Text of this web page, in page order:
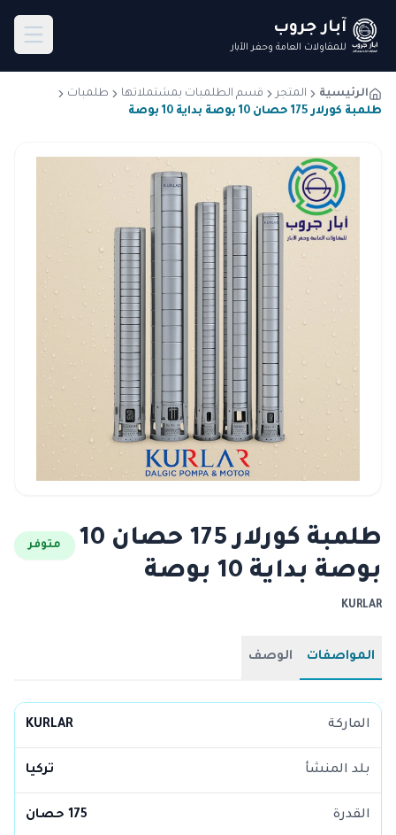
آبار جروب
للمقاولات العامة وحفر الآبار
الرئيسية المتجر قسم الطلمبات بمشتملاتها
طلمبات
طلمبة كورلار 175 حصان 10 بوصة بداية 10 بوصة
طلمبة كورلار 175 حصان 10
بوصة بداية 10 بوصة
متوفر
KURLAR
المواصفات الوصف
الماركة KURLAR
بلد المنشأ تركيا
القدرة 175 حصان